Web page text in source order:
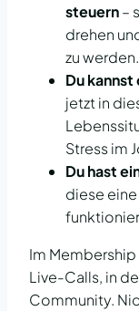
steuern–
drehen
zu werden.
Du kannst
jetzt in
Stress im
Du hast
diese
Im
Live-Calls, in
Community.